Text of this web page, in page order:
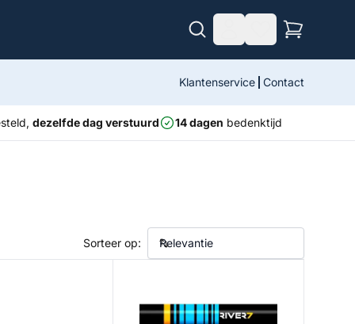
Klantenservice Contact
dezelfde dag verstuurd 14 dagen bedenktijd
Sorteer op: